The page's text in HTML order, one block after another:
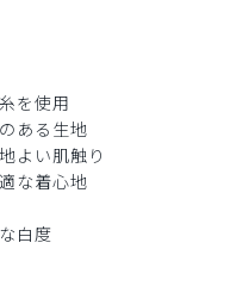
を使用
ある生地
よい肌触り
な着心地
白度